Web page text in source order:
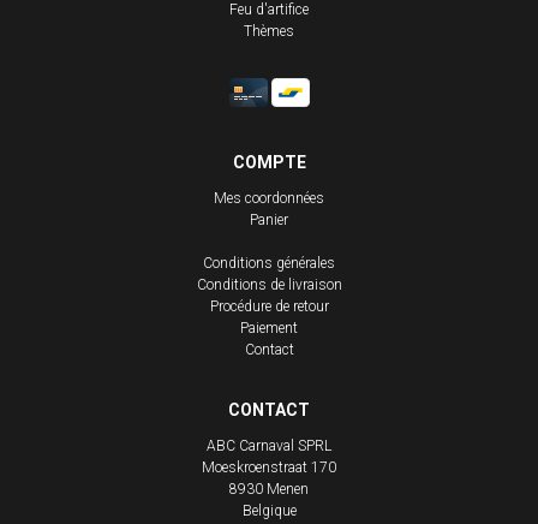
Feu d'artifice
Thèmes
COMPTE
Mes coordonnées
Panier
Conditions générales
Conditions de livraison
Procédure de retour
Paiement
Contact
CONTACT
ABC Carnaval SPRL
Moeskroenstraat 170
8930 Menen
Belgique